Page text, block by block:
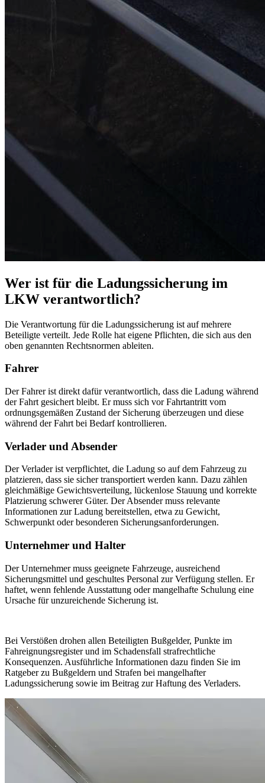
Wer ist für die Ladungssicherung im
LKW verantwortlich?
Die Verantwortung für die Ladungssicherung ist auf mehrere
Beteiligte verteilt. Jede Rolle hat eigene Pflichten, die sich aus den
oben genannten Rechtsnormen ableiten.
Fahrer
Der Fahrer ist direkt dafür verantwortlich, dass die Ladung während
der Fahrt gesichert bleibt. Er muss sich vor Fahrtantritt vom
ordnungsgemäßen Zustand der Sicherung überzeugen und diese
während der Fahrt bei Bedarf kontrollieren.
Verlader und Absender
Der Verlader ist verpflichtet, die Ladung so auf dem Fahrzeug zu
platzieren, dass sie sicher transportiert werden kann. Dazu zählen
gleichmäßige Gewichtsverteilung, lückenlose Stauung und korrekte
Platzierung schwerer Güter. Der Absender muss relevante
Informationen zur Ladung bereitstellen, etwa zu Gewicht,
Schwerpunkt oder besonderen Sicherungsanforderungen.
Unternehmer und Halter
Der Unternehmer muss geeignete Fahrzeuge, ausreichend
Sicherungsmittel und geschultes Personal zur Verfügung stellen. Er
haftet, wenn fehlende Ausstattung oder mangelhafte Schulung eine
Ursache für unzureichende Sicherung ist.
Bei Verstößen drohen allen Beteiligten Bußgelder, Punkte im
Fahreignungsregister und im Schadensfall strafrechtliche
Konsequenzen. Ausführliche Informationen dazu finden Sie im
Ratgeber zu Bußgeldern und Strafen bei mangelhafter
Ladungssicherung sowie im Beitrag zur Haftung des Verladers.